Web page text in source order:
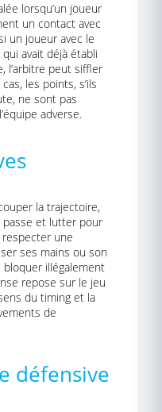
lorsqu’un joueur
un contact avec
un joueur avec le
avait déjà établi
l’arbitre peut siffler
les points, s’ils
ne sont pas
adverse.
la trajectoire,
et lutter pour
une
ses mains ou son
illégalement
repose sur le jeu
du timing et la
de
défensive